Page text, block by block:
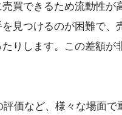
買できるため流動性が
見つけるのが困難で、
りします。この差額が
価など、様々な場面で